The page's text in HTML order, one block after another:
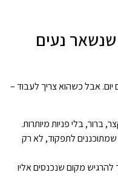
שנשאר נעים
יום. אבל כשהוא צריך לעבוד –
ברור, בלי פניות מיותרות.
שמתוכננים לתפקוד, לא רק
להרגיש מקום שנכנסים אליו